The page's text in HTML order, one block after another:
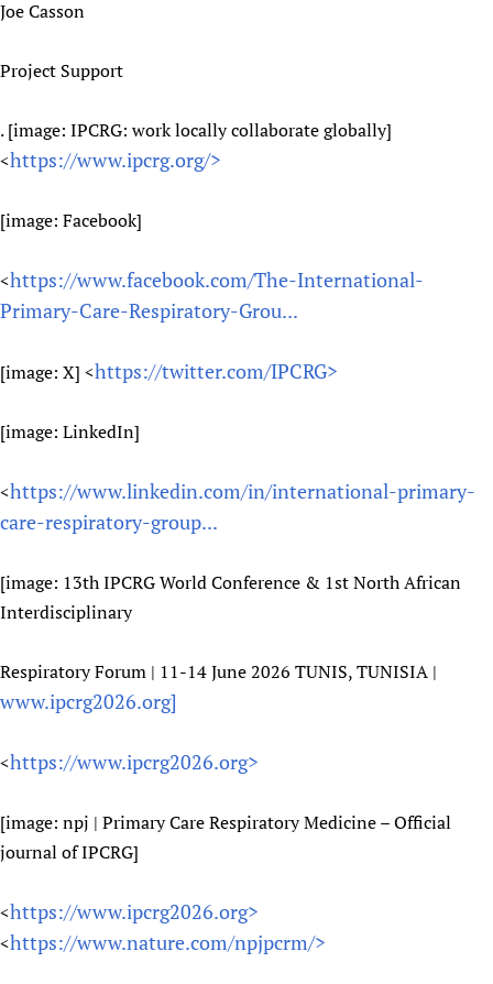
Joe Casson
Project Support
. [image: IPCRG: work locally collaborate globally]
<https://www.ipcrg.org/>
[image: Facebook]
<https://www.facebook.com/The-International-
Primary-Care-Respiratory-Grou...
[image: X] <https://twitter.com/IPCRG>
[image: LinkedIn]
<https://www.linkedin.com/in/international-primary-
care-respiratory-group...
[image: 13th IPCRG World Conference & 1st North African
Interdisciplinary
Respiratory Forum | 11-14 June 2026 TUNIS, TUNISIA |
www.ipcrg2026.org]
<https://www.ipcrg2026.org>
[image: npj | Primary Care Respiratory Medicine – Official
journal of IPCRG]
<https://www.ipcrg2026.org>
<https://www.nature.com/npjpcrm/>